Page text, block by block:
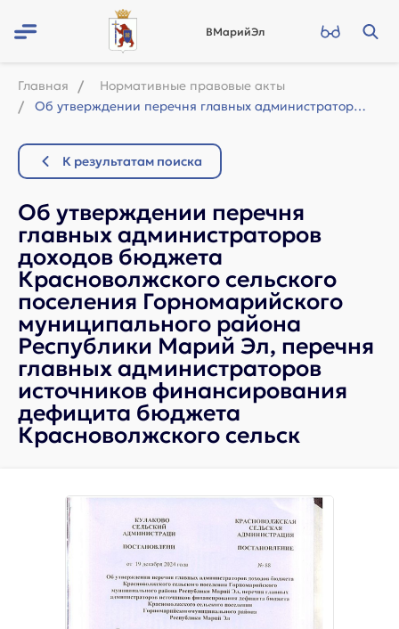
ВМарийЭл
Главная
Нормативные правовые акты
Об утверждении перечня главных администраторов доходов бюджета Красноволжского с...
К результатам поиска
Об утверждении перечня
главных администраторов
доходов бюджета
Красноволжского сельского
поселения Горномарийского
муниципального района
Республики Марий Эл, перечня
главных администраторов
источников финансирования
дефицита бюджета
Красноволжского сельск